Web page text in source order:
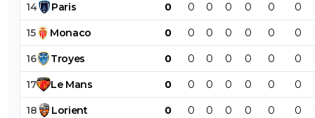
14 Paris 0 0 0 0 0 0 0
15 Monaco 0 0 0 0 0 0 0
16 Troyes 0 0 0 0 0 0 0
17 Le Mans 0 0 0 0 0 0 0
18 Lorient 0 0 0 0 0 0 0